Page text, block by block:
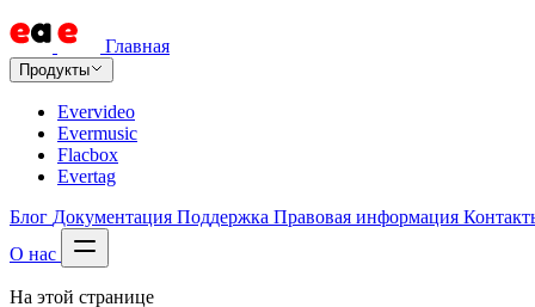
Главная
Продукты
Evervideo
Evermusic
Flacbox
Evertag
Блог Документация Поддержка Правовая информация
О нас
На этой странице